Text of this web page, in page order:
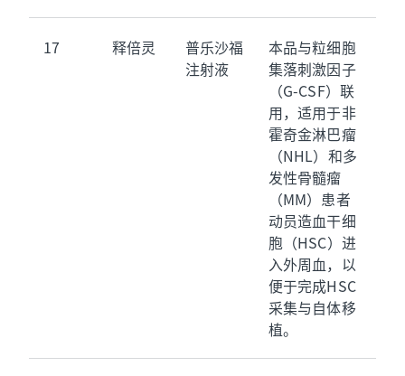
17 释倍灵
普乐沙福
注射液
本品与粒细胞
集落刺激因子
（G-CSF）联
用，适用于非
霍奇金淋巴瘤
（NHL）和多
发性骨髓瘤
（MM）患者
动员造血干细
胞（HSC）进
入外周血，以
便于完成HSC
采集与自体移
植。